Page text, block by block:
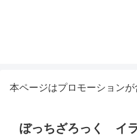
本ページはプロモーション
ぼっちざろっく イ